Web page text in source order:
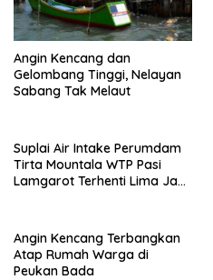
Angin Kencang dan
Gelombang Tinggi, Nelayan
Sabang Tak Melaut
Suplai Air Intake Perumdam
Tirta Mountala WTP Pasi
Lamgarot Terhenti Lima Jam,
Angin Kencang Terbangkan
Atap Rumah Warga di
Peukan Bada